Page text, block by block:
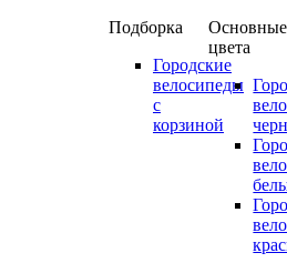
Подборка
Городские
велосипеды
с
корзиной
Основные
цвета